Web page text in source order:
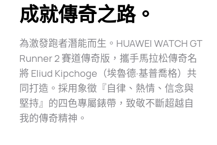
成就傳奇之路。
為激發跑者潛能而生。HUAWEI WATCH GT
Runner 2 賽道傳奇版，攜手馬拉松傳奇名
將 Eliud Kipchoge（埃魯德·基普喬格）共
同打造。採用象徵『自律、熱情、信念與
堅持』的四色專屬錶帶，致敬不斷超越自
我的傳奇精⁠神。